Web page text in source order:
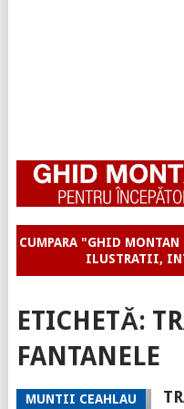
CUMPARA "GHID
ILUSTRATII,
ETICHETĂ:
FANTANELE
MUNTII CEAHLAU